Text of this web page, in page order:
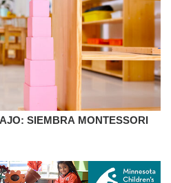
SIEMBRA MONTESSORI